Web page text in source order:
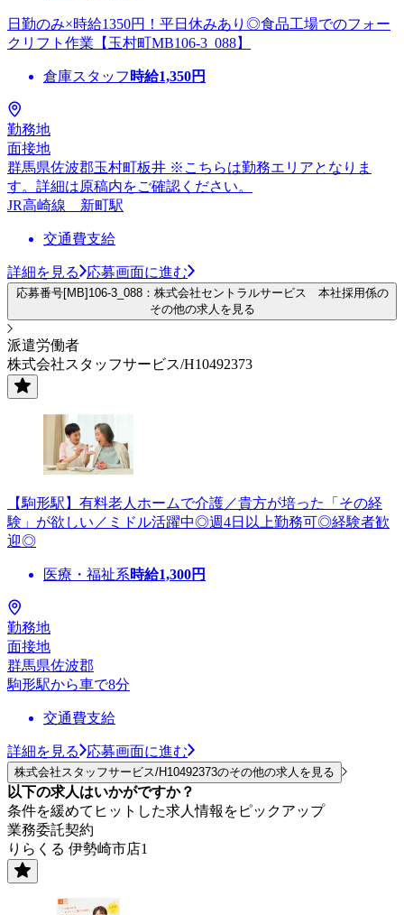
日勤のみ×時給1350円！平日休みあり◎食品工場でのフォー
クリフト作業【玉村町MB106-3_088】
倉庫スタッフ 時給1,350円
勤務地
面接地
群馬県佐波郡玉村町板井 ※こちらは勤務エリアとなりま
す。詳細は原稿内をご確認ください。
JR高崎線 新町駅
交通費支給
詳細を見る 応募画面に進む
応募番号[MB]106-3_088：株式会社セントラルサービス 本社採用係の
その他の求人を見る
派遣労働者
株式会社スタッフサービス/H10492373
【駒形駅】有料老人ホームで介護／貴方が培った「その経
験」が欲しい／ミドル活躍中◎週4日以上勤務可◎経験者歓
迎◎
医療・福祉系時給1,300円
勤務地
面接地
群馬県佐波郡
駒形駅から車で8分
交通費支給
詳細を見る 応募画面に進む
株式会社スタッフサービス/H10492373のその他の求人を見る
以下の求人はいかがですか？
条件を緩めてヒットした求人情報をピックアップ
業務委託契約
りらくる 伊勢崎市店1